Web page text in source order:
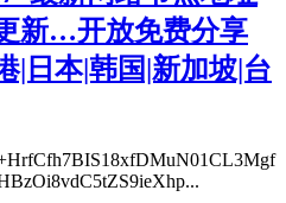
新…开放免费分享
|日本|韩国|新加坡|台